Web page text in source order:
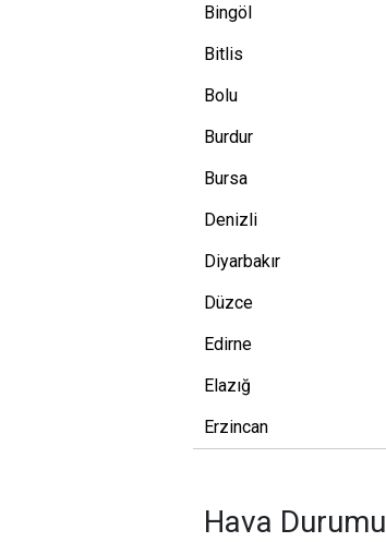
Bingöl
Bitlis
Bolu
Burdur
Bursa
Denizli
Diyarbakır
Düzce
Edirne
Elazığ
Erzincan
Hava Durumu